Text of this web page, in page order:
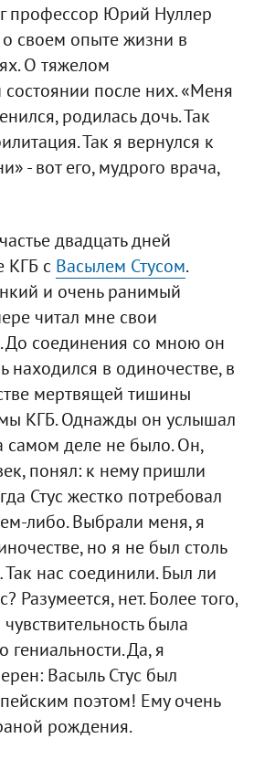
профессор Юрий Нуллер
своем опыте жизни в
О тяжелом
после них. «Меня
родилась дочь. Так
Так я вернулся к
- вот его, мудрого врача,
двадцать дней
КГБ с Васылем Стусом.
и очень ранимый
читал мне свои
До соединения со мною он
находился в одиночестве, в
мертвящей тишины
КГБ. Однажды он услышал
самом деле не было. Он,
понял: к нему пришли
Стус жестко потребовал
либо. Выбрали меня, я
но я не был столь
нас соединили. Был ли
Разумеется, нет. Более того,
была
гениальности. Да, я
Васыль Стус был
поэтом! Ему очень
рождения.